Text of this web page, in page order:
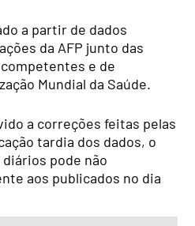
a partir de dados
da AFP junto das
e de
Mundial da Saúde.
a correções feitas pelas
tardia dos dados, o
pode não
aos publicados no dia